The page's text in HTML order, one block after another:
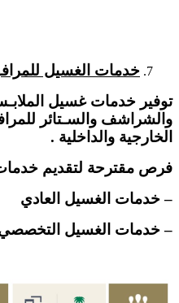
خدمات الغسيل
توفير خدمات غسيل
والشراشف والسـتائر
الخارجية والداخلية .
فرص مقترحة لتقديم
– خدمات الغسيل العادي
– خدمات الغسيل